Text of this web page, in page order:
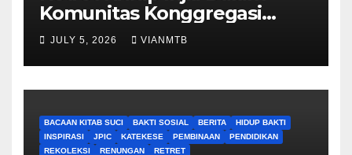
Komunitas Konggregasi
Bruder Maria Tak Bernoda
JULY 5, 2026 VIANMTB
BACAAN KITAB SUCI BAKTI SOSIAL BERITA
HIDUP BAKTI
INSPIRASI
JPIC KATEKESE PEMBINAAN
PENDIDIKAN
REKOLEKSI
RENUNGAN RETRET